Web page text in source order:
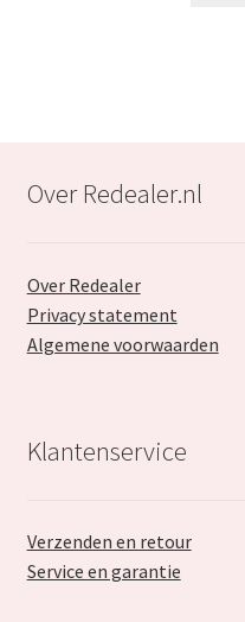
Over Redealer.nl
Over Redealer
Privacy statement
Algemene voorwaarden
Klantenservice
Verzenden en retour
Service en garantie